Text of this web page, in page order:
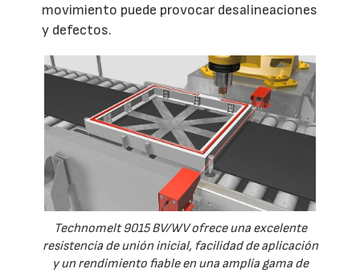
movimiento puede provocar desalineaciones
y defectos.
Technomelt 9015 BV/WV ofrece una excelente
resistencia de unión inicial, facilidad de aplicación
y un rendimiento fiable en una amplia gama de